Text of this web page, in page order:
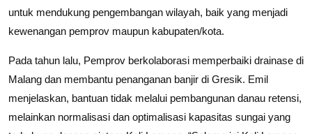
untuk mendukung pengembangan wilayah, baik yang menjadi
kewenangan pemprov maupun kabupaten/kota.
Pada tahun lalu, Pemprov berkolaborasi memperbaiki drainase di
Malang dan membantu penanganan banjir di Gresik. Emil
menjelaskan, bantuan tidak melalui pembangunan danau retensi,
melainkan normalisasi dan optimalisasi kapasitas sungai yang